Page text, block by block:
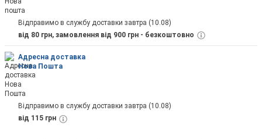
Відправимо в службу доставки завтра (10.08)
від 80 грн, замовлення від 900 грн - безкоштовно
Адресна доставка
Нова Пошта
Відправимо в службу доставки завтра (10.08)
від 115 грн